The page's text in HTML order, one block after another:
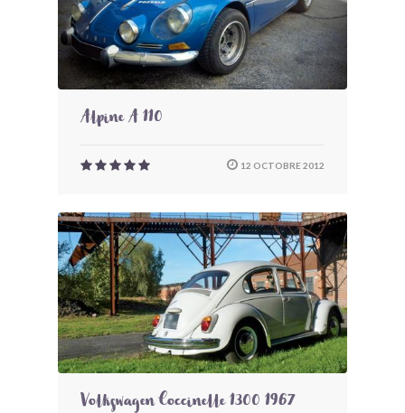
Alpine A 110
12 OCTOBRE 2012
Volkswagen Coccinelle 1300 1967